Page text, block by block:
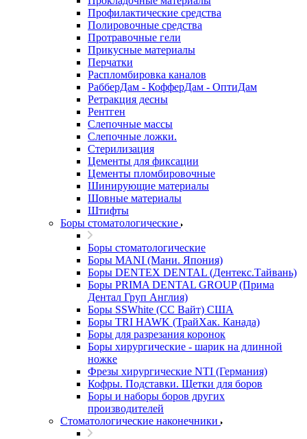
Профилактические средства
Полировочные средства
Протравочные гели
Прикусные материалы
Перчатки
Распломбировка каналов
РабберДам - КофферДам - ОптиДам
Ретракция десны
Рентген
Слепочные массы
Слепочные ложки.
Стерилизация
Цементы для фиксации
Цементы пломбировочные
Шинирующие материалы
Шовные материалы
Штифты
Боры стоматологические
Боры стоматологические
Боры MANI (Мани. Япония)
Боры DENTEX DENTAL (Дентекс.Тайвань)
Боры PRIMA DENTAL GROUP (Прима
Дентал Груп Англия)
Боры SSWhite (СС Вайт) США
Боры TRI HAWK (ТрайХак. Канада)
Боры для разрезания коронок
Боры хирургические - шарик на длинной
ножке
Фрезы хирургические NTI (Германия)
Кофры. Подставки. Щетки для боров
Боры и наборы боров других
производителей
Стоматологические наконечники